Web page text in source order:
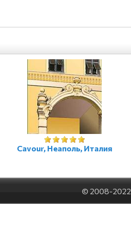
Cavour, Неаполь, Италия
© 2008-2022